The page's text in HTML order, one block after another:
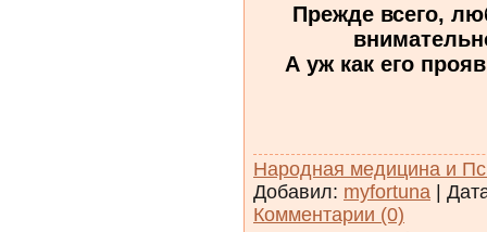
Прежде всего,
А уж как его
Народная медицина и
Добавил: myfortuna |
Комментарии (0)